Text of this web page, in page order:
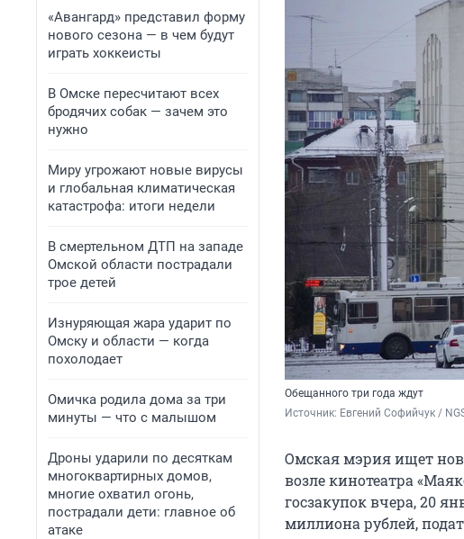
«Авангард» представил форму
нового сезона — в чем будут
играть хоккеисты
В Омске пересчитают всех
бродячих собак — зачем это
нужно
Миру угрожают новые вирусы
и глобальная климатическая
катастрофа: итоги недели
В смертельном ДТП на западе
Омской области пострадали
трое детей
Изнуряющая жара ударит по
Омску и области — когда
похолодает
Омичка родила дома за три
минуты — что с малышом
Дроны ударили по десяткам
многоквартирных домов,
многие охватил огонь,
пострадали дети: главное об
атаке
Обещанного три года ждут
Источник: Евгений Софийчук /
Омская мэрия ищет
возле кинотеатра
госзакупок вчера, 20
миллиона рублей,